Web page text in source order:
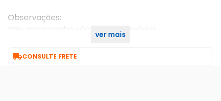
Observações:
Não acompanha câmera e acessórios.
ver mais
CONSULTE FRETE